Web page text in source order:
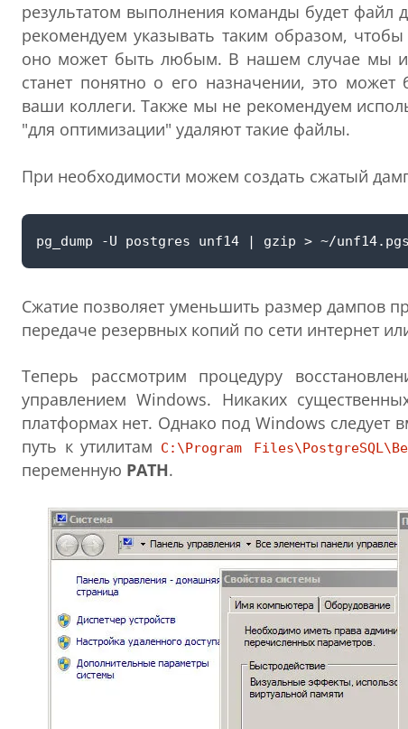
результатом выполнения команды будет
рекомендуем указывать таким образом,
оно может быть любым. В нашем случае мы
станет понятно о его назначении, это
ваши коллеги. Также мы не рекомендуем
"для оптимизации" удаляют такие файлы.
При необходимости можем создать сжатый
Сжатие позволяет уменьшить размер дампов
передаче резервных копий по сети интернет
Теперь рассмотрим процедуру
управлением Windows. Никаких
платформах нет. Однако под Windows следует
путь к утилитам
C:\Program
переменную PATH.